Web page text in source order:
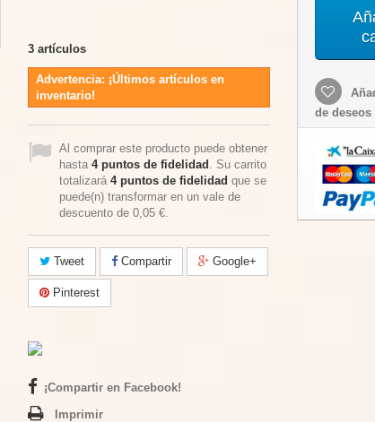
3 artículos
Advertencia: ¡Últimos artículos en
inventario!
Al comprar este producto puede obtener
hasta 4puntos de fidelidad . Su carrito
totalizará 4puntos de fidelidad que se
puede(n) transformar en un vale de
descuento de 0,05 €.
Tweet Compartir Google+
Pinterest
¡Compartir en Facebook!
Imprimir
de deseos